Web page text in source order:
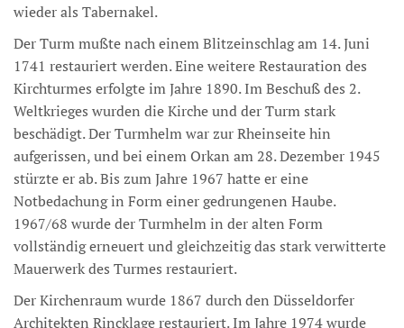
wieder als Tabernakel.
Der Turm mußte nach einem Blitzeinschlag am 14. Juni
1741 restauriert werden. Eine weitere Restauration des
Kirchturmes erfolgte im Jahre 1890. Im Beschuß des 2.
Weltkrieges wurden die Kirche und der Turm stark
beschädigt. Der Turmhelm war zur Rheinseite hin
aufgerissen, und bei einem Orkan am 28. Dezember 1945
stürzte er ab. Bis zum Jahre 1967 hatte er eine
Notbedachung in Form einer gedrungenen Haube.
1967/68 wurde der Turmhelm in der alten Form
vollständig erneuert und gleichzeitig das stark verwitterte
Mauerwerk des Turmes restauriert.
Der Kirchenraum wurde 1867 durch den Düsseldorfer
Architekten Rincklage restauriert. Im Jahre 1974 wurde